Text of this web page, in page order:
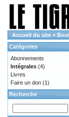
Accueil du site »
Catégories
Abonnements
Intégrales (4)
Livres
Faire un don (1)
Recherche